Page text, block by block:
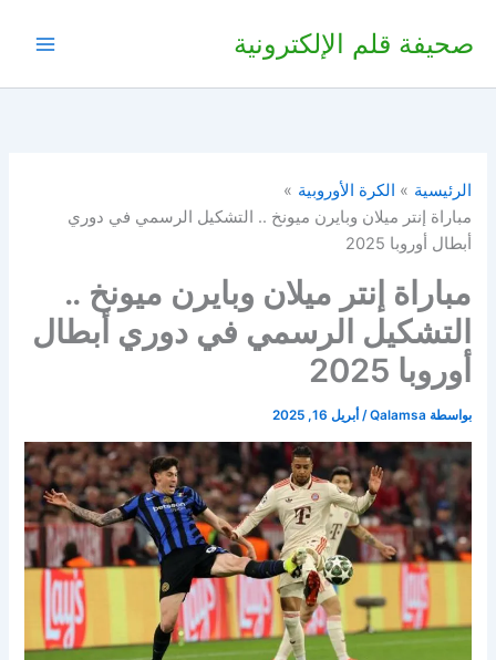
صحيفة قلم الإلكترونية
الرئيسية
الكرة الأوروبية
مباراة إنتر ميلان وبايرن ميونخ .. التشكيل الرسمي في دوري
أبطال أوروبا 2025
مباراة إنتر ميلان وبايرن ميونخ ..
التشكيل الرسمي في دوري أبطال
أوروبا 2025
بواسطة Qalamsa
/ أبريل 16, 2025